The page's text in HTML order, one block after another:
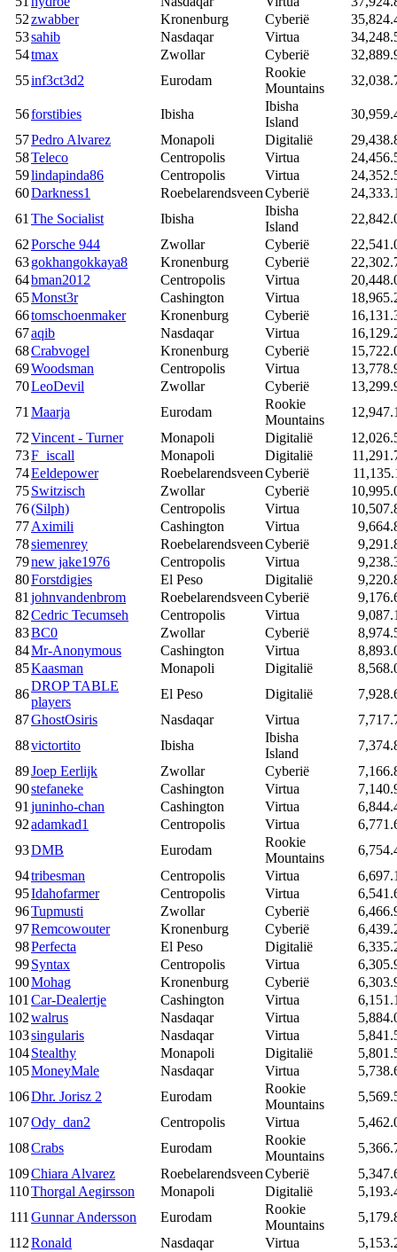
52zwabber Kronenburg Cyberië
53sahib Nasdaqar Virtua
54tmax Zwollar Cyberië
55inf3ct3d2 Eurodam
Rookie
Mountains
56forstibies Ibisha
Ibisha
Island
57Pedro Alvarez Monapoli Digitalië
58Teleco Centropolis Virtua
59lindapinda86 Centropolis Virtua
60Darkness1 RoebelarendsveenCyberië
61The Socialist Ibisha
Ibisha
Island
62Porsche 944 Zwollar Cyberië
63gokhangokkaya8 Kronenburg Cyberië
64bman2012 Centropolis Virtua
65Monst3r Cashington Virtua
66tomschoenmaker Kronenburg Cyberië
67aqib Nasdaqar Virtua
68Crabvogel Kronenburg Cyberië
69Woodsman Centropolis Virtua
70LeoDevil Zwollar Cyberië
71Maarja Eurodam
Rookie
Mountains
72Vincent - Turner Monapoli Digitalië
73F_iscall Monapoli Digitalië
74Eeldepower RoebelarendsveenCyberië
75Switzisch Zwollar Cyberië
76(Silph) Centropolis Virtua
77Aximili Cashington Virtua
78siemenrey RoebelarendsveenCyberië
79new jake1976 Centropolis Virtua
80Forstdigies El Peso Digitalië
81johnvandenbrom RoebelarendsveenCyberië
82Cedric Tecumseh Centropolis Virtua
83BC0 Zwollar Cyberië
84Mr-Anonymous Cashington Virtua
85Kaasman Monapoli Digitalië
86
DROP TABLE
players
El Peso Digitalië
87GhostOsiris Nasdaqar Virtua
88victortito Ibisha
Ibisha
Island
89Joep Eerlijk Zwollar Cyberië
90stefaneke Cashington Virtua
91juninho-chan Cashington Virtua
92adamkad1 Centropolis Virtua
93DMB Eurodam
Rookie
Mountains
94tribesman Centropolis Virtua
95Idahofarmer Centropolis Virtua
96Tupmusti Zwollar Cyberië
97Remcowouter Kronenburg Cyberië
98Perfecta El Peso Digitalië
99Syntax Centropolis Virtua
100Mohag Kronenburg Cyberië
101Car-Dealertje Cashington Virtua
102walrus Nasdaqar Virtua
103singularis Nasdaqar Virtua
104Stealthy Monapoli Digitalië
105MoneyMale Nasdaqar Virtua
106Dhr. Jorisz 2 Eurodam
Rookie
Mountains
107Ody_dan2 Centropolis Virtua
108Crabs Eurodam
Rookie
Mountains
109Chiara Alvarez RoebelarendsveenCyberië
110Thorgal Aegirsson Monapoli Digitalië
111Gunnar Andersson Eurodam
Rookie
Mountains
112Ronald Nasdaqar Virtua